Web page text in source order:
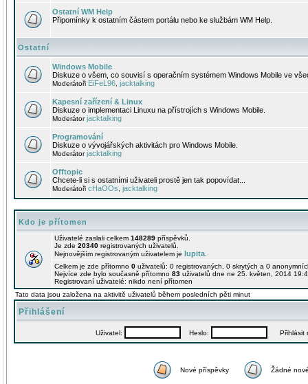
Ostatní WM Help
Připomínky k ostatním částem portálu nebo ke službám WM Help.
Ostatní
Windows Mobile
Diskuze o všem, co souvisí s operačním systémem Windows Mobile ve
Moderátoři EiFeL96 jacktalking
Kapesní zařízení & Linux
Diskuze o implementaci Linuxu na přístrojích s Windows Mobile.
Moderátorjacktalking
Programování
Diskuze o vývojářských aktivitách pro Windows Mobile.
Moderátorjacktalking
Offtopic
Chcete-li si s ostatními uživateli prostě jen tak popovídat...
Moderátoři cHaOOs jacktalking
Kdo je přítomen
Uživatelé zaslali celkem 148289 příspěvků.
Je zde 20340 registrovaných uživatelů.
Nejnovějším registrovaným uživatelem je lupita
Celkem je zde přítomno 0 uživatelů: 0 registrovaných, 0 skrytých a 0
Nejvíce zde bylo současně přítomno 83 uživatelů dne ne 25. květen, 2014
Registrovaní uživatelé: nikdo není přítomen
Tato data jsou založena na aktivitě uživatelů během posledních pěti minut
Přihlášení
Uživatel: Heslo: Přihlásit
Nové příspěvky Žádné